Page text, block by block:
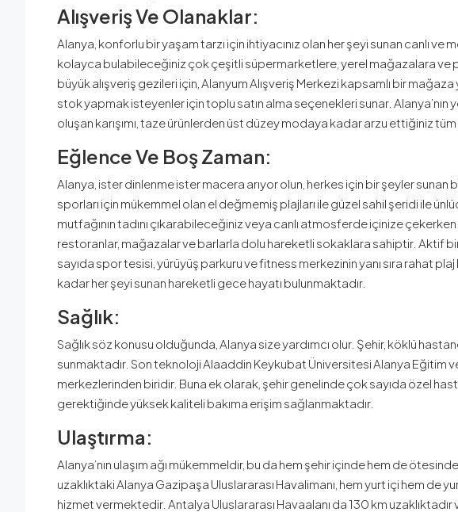
Alışveriş Ve Olanaklar:
Alanya, konforlu bir yaşam tarzı için ihtiyacınız olan her şeyi sunan canlı ve
kolayca bulabileceğiniz çok çeşitli süpermarketlere, yerel mağazalara ve
büyük alışveriş gezileri için, Alanyum Alışveriş Merkezi kapsamlı bir
stok yapmak isteyenler için toplu satın alma seçenekleri sunar.
oluşan karışımı, taze ürünlerden üst düzey modaya kadar arzu ettiğiniz
Eğlence Ve Boş Zaman:
Alanya, ister dinlenme ister macera arıyor olun, herkes için bir şeyler sunan
sporları için mükemmel olan el değmemiş plajları ile güzel sahil şeridi ile
mutfağının tadını çıkarabileceğiniz veya canlı atmosferde içinize
restoranlar, mağazalar ve barlarla dolu hareketli sokaklara sahiptir. Aktif
sayıda spor tesisi, yürüyüş parkuru ve fitness merkezinin yanı sıra rahat
kadar her şeyi sunan hareketli gece hayatı bulunmaktadır.
Sağlık:
Sağlık söz konusu olduğunda, Alanya size yardımcı olur. Şehir, köklü
sunmaktadır. Son teknoloji Alaaddin Keykubat Üniversitesi Alanya Eğitim
merkezlerinden biridir. Buna ek olarak, şehir genelinde çok sayıda özel
gerektiğinde yüksek kaliteli bakıma erişim sağlanmaktadır.
Ulaştırma:
Alanya’nın ulaşım ağı mükemmeldir, bu da hem şehir içinde hem de
uzaklıktaki Alanya Gazipaşa Uluslararası Havalimanı, hem yurt içi hem de
hizmet vermektedir. Antalya Uluslararası Havaalanı da 130 km